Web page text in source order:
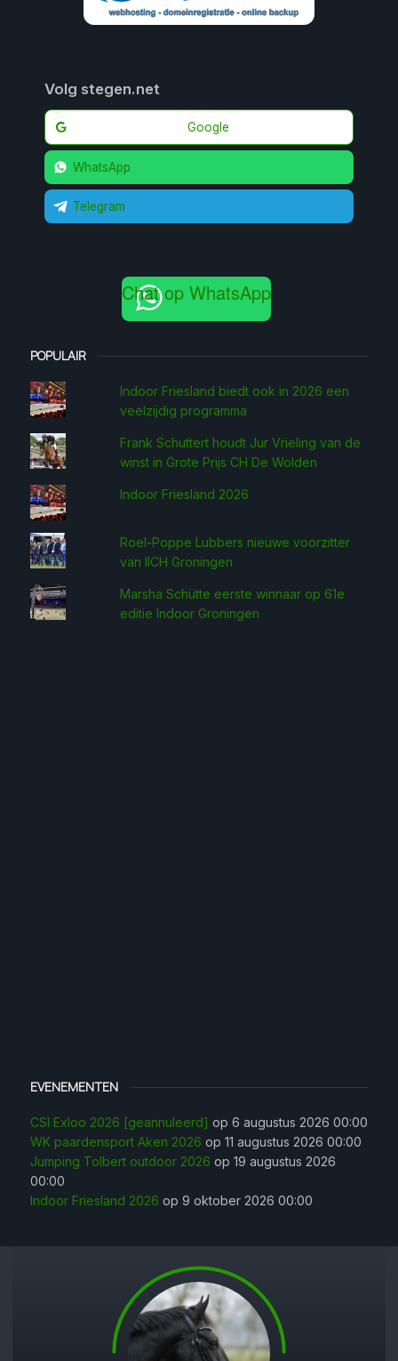
Volg stegen.net
Google
WhatsApp
Telegram
Chat op WhatsApp
POPULAIR
Indoor Friesland biedt ook in 2026 een
veelzijdig programma
Frank Schuttert houdt Jur Vrieling van de
winst in Grote Prijs CH De Wolden
Indoor Friesland 2026
Roel-Poppe Lubbers nieuwe voorzitter
van IICH Groningen
Marsha Schütte eerste win­naar op 61e
editie Indoor Groningen
EVENEMENTEN
CSI Exloo 2026 [geannuleerd] op 6 augustus 2026 00:00
WK paardensport Aken 2026 op 11 augustus 2026 00:00
Jumping Tolbert outdoor 2026 op 19 augustus 2026
00:00
Indoor Friesland 2026 op 9 oktober 2026 00:00